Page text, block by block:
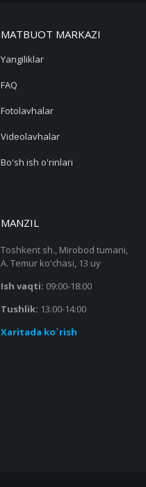
MATBUOT MARKAZI
Yangiliklar
FAQ
Fotolavhalar
Videolavhalar
Bo'sh ish o'rinlari
MANZIL
Toshkent sh., Mirobod tumani,
A. Temur ko'chasi, 13 uy
Ish vaqti: 09:00-18:00
Tushlik: 13:00-14:00
Xaritada ko`rish